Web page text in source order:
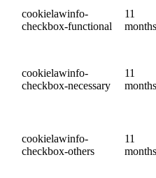
cookielawinfo-
checkbox-functional
11
months
cookielawinfo-
checkbox-necessary
11
months
cookielawinfo-
checkbox-others
11
months